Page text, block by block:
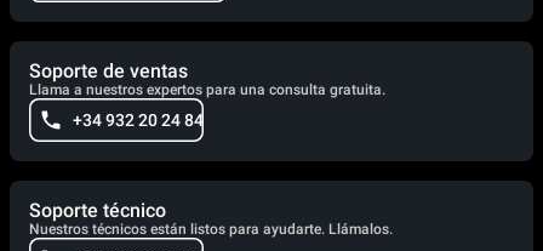
Soporte de ventas
Llama a nuestros expertos para una consulta gratuita.
+34 932 20 24 84
Soporte técnico
Nuestros técnicos están listos para ayudarte. Llámalos.